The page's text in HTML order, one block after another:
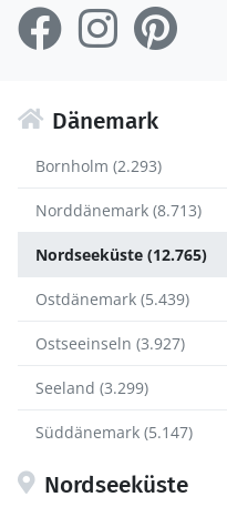
Dänemark
Bornholm (2.293)
Norddänemark (8.713)
Nordseeküste (12.765)
Ostdänemark (5.439)
Ostseeinseln (3.927)
Seeland (3.299)
Süddänemark (5.147)
Nordseeküste